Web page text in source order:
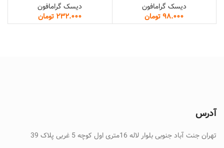
دیسک گرامافون
تومان
دیسک گرامافون
تومان
آدرس
تهران جنت آباد جنوبی بلوار لاله 16متری اول کوچه 5 غربی پلاک 39